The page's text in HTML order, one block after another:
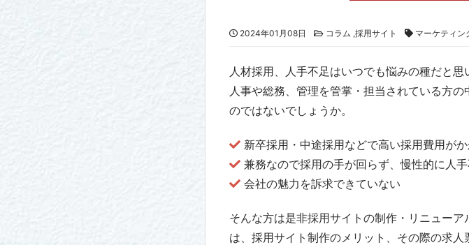
2024年01月08日 コラム ,採用サイト マーケティン
人材採用、人手不足はいつでも悩みの種だと思
人事や総務、管理を管掌・担当されている方
のではないでしょうか。
新卒採用・中途採用などで高い採用費用が
兼務なので採用の手が回らず、慢性的に人手
会社の魅力を訴求できていない
そんな方は是非採用サイトの制作・リニュー
は、採用サイト制作のメリット、その際の求